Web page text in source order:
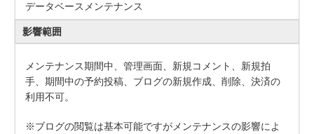
データベースメンテナンス
影響範囲
メンテナンス期間中、管理画面、新規コメント、新規拍
手、期間中の予約投稿、ブログの新規作成、削除、決済の
利用不可。
※ブログの閲覧は基本可能ですがメンテナンスの影響によ